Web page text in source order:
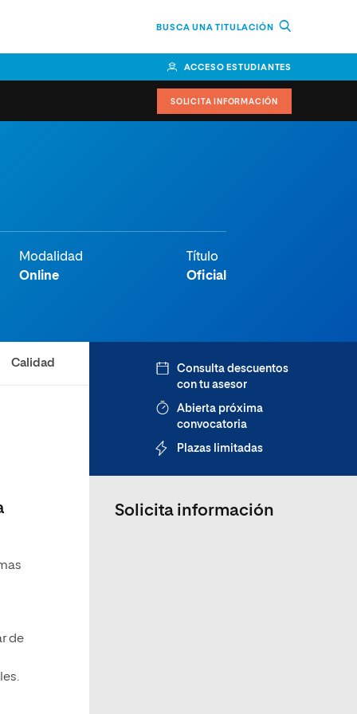
BUSCA UNA TITULACIÓN
ACCESO ESTUDIANTES
SOLICITA INFORMACIÓN
Modalidad
Online
Título
Oficial
Calidad
de
Consulta descuentos
con tu asesor
Abierta próxima
convocatoria
Plazas limitadas
Solicita información